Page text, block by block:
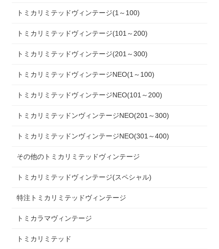
トミカリミテッドヴィンテージ(1～100)
トミカリミテッドヴィンテージ(101～200)
トミカリミテッドヴィンテージ(201～300)
トミカリミテッドヴィンテージNEO(1～100)
トミカリミテッドヴィンテージNEO(101～200)
トミカリミテッドンヴィンテージNEO(201～300)
トミカリミテッドンヴィンテージNEO(301～400)
その他のトミカリミテッドヴィンテージ
トミカリミテッドヴィンテージ(スペシャル)
特注トミカリミテッドヴィンテージ
トミカラマヴィンテージ
トミカリミテッド